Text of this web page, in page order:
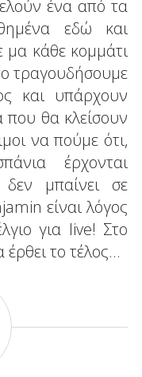
ένα από τα
εδώ και
μα κάθε κομμάτι
τραγουδήσουμε
και υπάρχουν
θα κλείσουν
να πούμε ότι,
έρχονται
μπαίνει σε
είναι λόγος
για live! Στο
έρθει το τέλος…